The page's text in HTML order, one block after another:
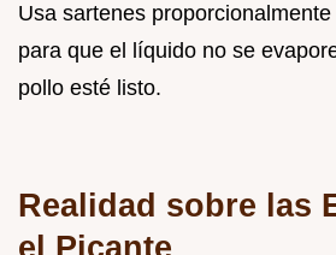
Usa sartenes
para que el líquido no se
pollo esté listo.
Realidad sobre las